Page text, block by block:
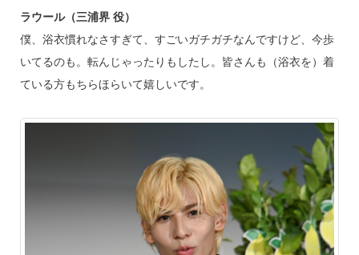
ラウール（三浦界 役）
僕、浴衣慣れなさすぎて、すごいガチガチなんですけど、今歩
いてるのも。転んじゃったりもしたし。皆さんも（浴衣を）着
ている方もちらほらいて嬉しいです。